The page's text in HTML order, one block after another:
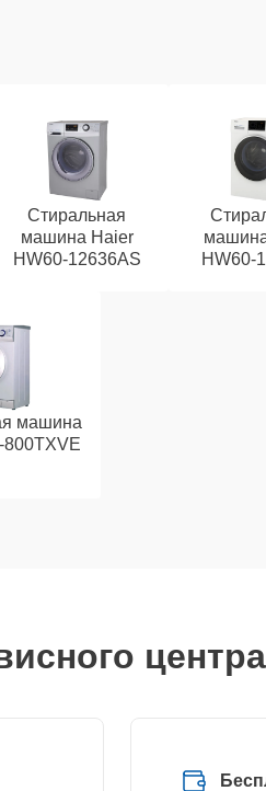
Стиральная
машина Haier
HW60-12636AS
HW60-
машина
800TXVE
центра